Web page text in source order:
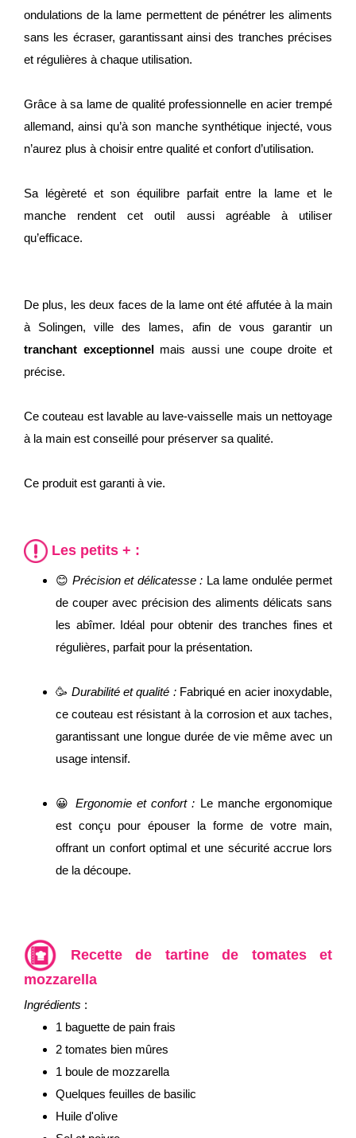
ondulations de la lame permettent de pénétrer les aliments
sans les écraser, garantissant ainsi des tranches précises
et régulières à chaque utilisation.
Grâce à sa lame de qualité professionnelle en acier trempé
allemand, ainsi qu’à son manche synthétique injecté, vous
n’aurez plus à choisir entre qualité et confort d’utilisation.
Sa légèreté et son équilibre parfait entre la lame et le
manche rendent cet outil aussi agréable à utiliser
qu’efficace.
De plus, les deux faces de la lame ont été affutée à la main
à Solingen, ville des lames, afin de vous garantir un
tranchant exceptionnelmais aussi une coupe droite et
précise.
Ce couteau est lavable au lave-vaisselle mais un nettoyage
à la main est conseillé pour préserver sa qualité.
Ce produit est garanti à vie.
Les petits + :
😊 Précision et délicatesse : La lame ondulée permet
de couper avec précision des aliments délicats sans
les abîmer. Idéal pour obtenir des tranches fines et
régulières, parfait pour la présentation.
🥳 Durabilité et qualité : Fabriqué en acier inoxydable,
ce couteau est résistant à la corrosion et aux taches,
garantissant une longue durée de vie même avec un
usage intensif.
😀 Ergonomie et confort : Le manche ergonomique
est conçu pour épouser la forme de votre main,
offrant un confort optimal et une sécurité accrue lors
de la découpe.
Recette de tartine de tomates et
mozzarella
Ingrédients :
1 baguette de pain frais
2 tomates bien mûres
1 boule de mozzarella
Quelques feuilles de basilic
Huile d'olive